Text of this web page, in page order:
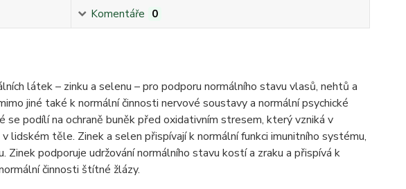
Komentáře 0
látek – zinku a selenu – pro podporu normálního stavu vlasů, nehtů a
jiné také k normální činnosti nervové soustavy a normální psychické
se podílí na ochraně buněk před oxidativním stresem, který vzniká v
lidském těle. Zinek a selen přispívají k normální funkci imunitního systému,
Zinek podporuje udržování normálního stavu kostí a zraku a přispívá k
činnosti štítné žlázy.